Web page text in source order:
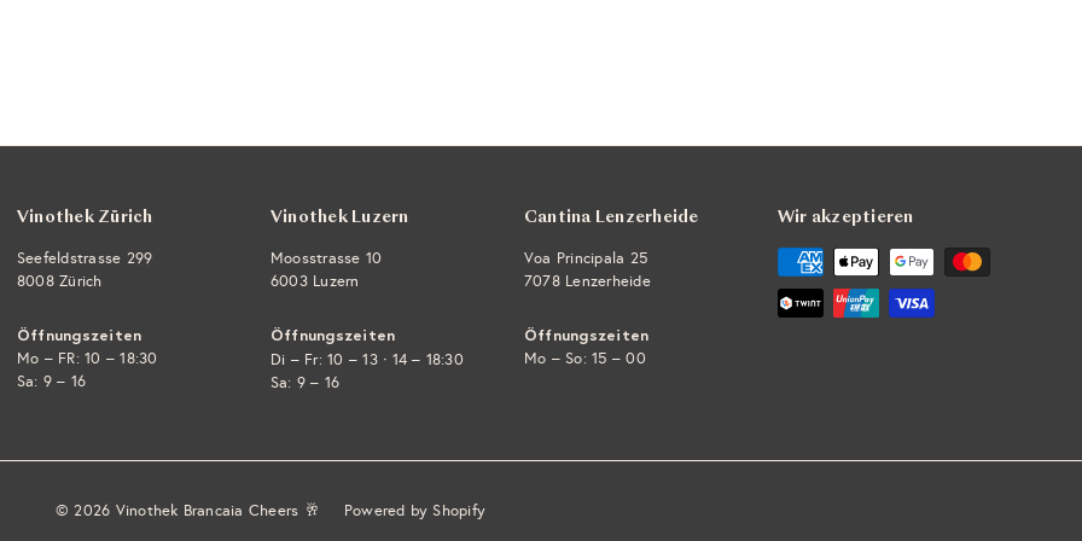
Vinothek Zürich
Seefeldstrasse 299
8008 Zürich
Öffnungszeiten
Mo – FR: 10 – 18:30
Sa: 9 – 16
Vinothek Luzern
Moosstrasse 10
6003 Luzern
Öffnungszeiten
Di – Fr: 10 – 13 · 14 – 18:30
Sa: 9 – 16
Cantina Lenzerheide
Voa Principala 25
7078 Lenzerheide
Öffnungszeiten
Mo – So: 15 – 00
Wir akzeptieren
© 2026 Vinothek Brancaia Cheers 🥂 Powered by Shopify